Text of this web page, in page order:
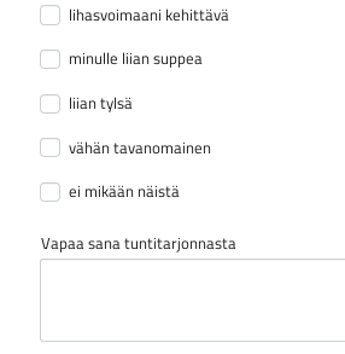
lihasvoimaani kehittävä
minulle liian suppea
liian tylsä
vähän tavanomainen
ei mikään näistä
Vapaa sana tuntitarjonnasta